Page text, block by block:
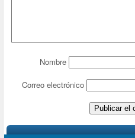
Nombre
Correo electrónico